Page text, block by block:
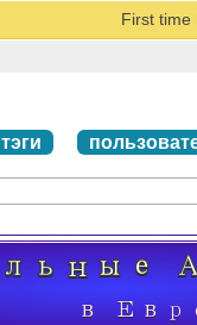
First time
тэги